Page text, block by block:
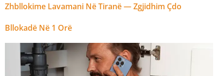
Zhbllokime Lavamani Në Tiranë — Zgjidhim Çdo
Bllokadë Në 1 Orë